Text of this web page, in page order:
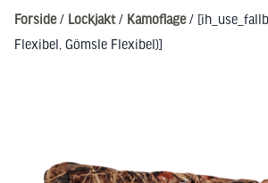
Forside/ Lockjakt/ Kamoflage/
Flexibel, Gömsle Flexibel)]